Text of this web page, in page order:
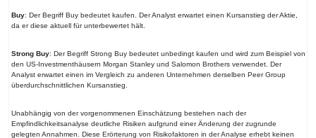
Buy: Der Begriff Buy bedeutet kaufen. Der Analyst erwartet einen Kursanstieg der Aktie,
da er diese aktuell für unterbewertet hält.
Strong Buy: Der Begriff Strong Buy bedeutet unbedingt kaufen und wird zum Beispiel von
den US-Investmenthäusern Morgan Stanley und Salomon Brothers verwendet. Der
Analyst erwartet einen im Vergleich zu anderen Unternehmen derselben Peer Group
überdurchschnittlichen Kursanstieg.
Unabhängig von der vorgenommenen Einschätzung bestehen nach der
Empfindlichkeitsanalyse deutliche Risiken aufgrund einer Änderung der zugrunde
gelegten Annahmen. Diese Erörterung von Risikofaktoren in der Analyse erhebt keinen